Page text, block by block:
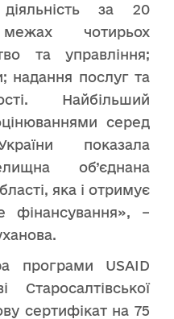
за 20
чотирьох
та управління;
надання послуг та
Найбільший
серед
показала
об’єднана
яка і отримує
фінансування», –
програми USAID
Старосалтівської
сертифікат на 75